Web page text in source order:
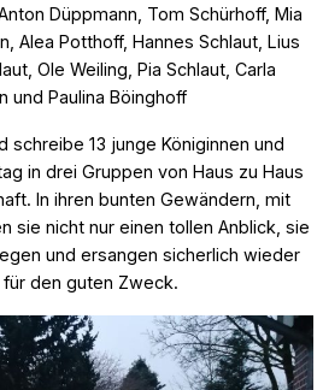
Düppmann, Tom Schürhoff, Mia
Alea Potthoff, Hannes Schlaut, Lius
Ole Weiling, Pia Schlaut, Carla
und Paulina Böinghoff
schreibe 13 junge Königinnen und
in drei Gruppen von Haus zu Haus
In ihren bunten Gewändern, mit
sie nicht nur einen tollen Anblick, sie
und ersangen sicherlich wieder
den guten Zweck.